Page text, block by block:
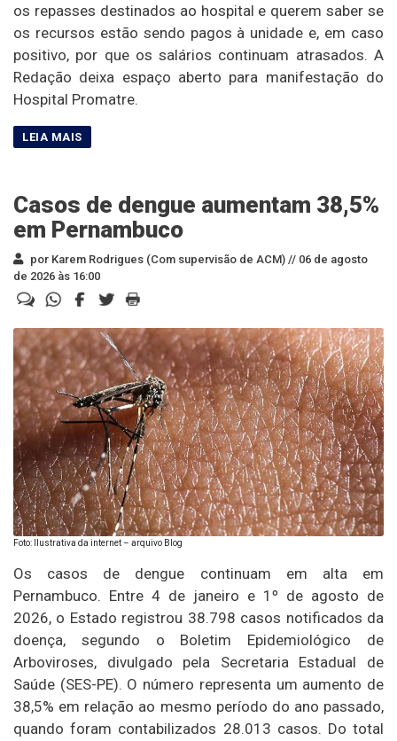
os repasses destinados ao hospital e querem saber se
os recursos estão sendo pagos à unidade e, em caso
positivo, por que os salários continuam atrasados. A
Redação deixa espaço aberto para manifestação do
Hospital Promatre.
Casos de dengue aumentam 38,5%
em Pernambuco
por Karem Rodrigues (Com supervisão de ACM) // 06 de agosto
de 2026 às 16:00
Foto: Ilustrativa da internet – arquivo Blog
Os casos de dengue continuam em alta em
Pernambuco. Entre 4 de janeiro e 1º de agosto de
2026, o Estado registrou 38.798 casos notificados da
doença, segundo o Boletim Epidemiológico de
Arboviroses, divulgado pela Secretaria Estadual de
Saúde (SES-PE). O número representa um aumento de
38,5% em relação ao mesmo período do ano passado,
quando foram contabilizados 28.013 casos. Do total